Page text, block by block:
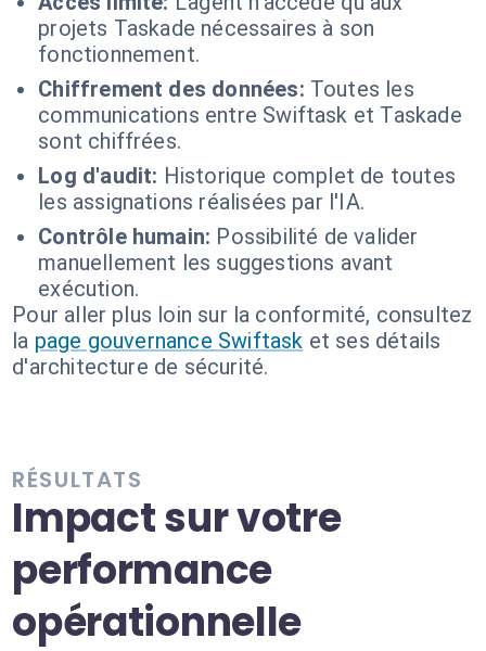
projets Taskade nécessaires à son
fonctionnement.
Chiffrement des données: Toutes les
communications entre Swiftask et Taskade
sont chiffrées.
Log d'audit: Historique complet de toutes
les assignations réalisées par l'IA.
Contrôle humain: Possibilité de valider
manuellement les suggestions avant
exécution.
Pour aller plus loin sur la conformité, consultez
la page gouvernance Swiftask et ses détails
d'architecture de sécurité.
RÉSULTATS
Impact sur votre
performance
opérationnelle